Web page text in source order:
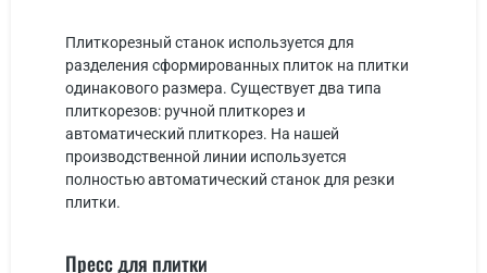
Плиткорезный станок используется для
разделения сформированных плиток на плитки
одинакового размера. Существует два типа
плиткорезов: ручной плиткорез и
автоматический плиткорез. На нашей
производственной линии используется
полностью автоматический станок для резки
плитки.
Пресс для плитки